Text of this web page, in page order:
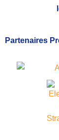
Partenaires